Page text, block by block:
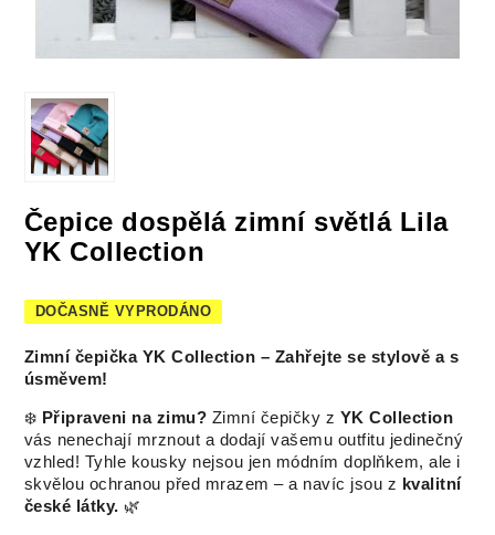
Čepice dospělá zimní světlá Lila
YK Collection
DOČASNĚ VYPRODÁNO
Zimní čepička YK Collection – Zahřejte se stylově a s
úsměvem!
❄️ Připraveni na zimu? Zimní čepičky z YK Collection
vás nenechají mrznout a dodají vašemu outfitu jedinečný
vzhled! Tyhle kousky nejsou jen módním doplňkem, ale i
skvělou ochranou před mrazem – a navíc jsou z kvalitní
české látky. 🌿